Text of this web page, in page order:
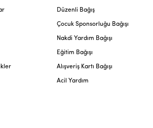
Düzenli Bağış
Çocuk Sponsorluğu Bağışı
Nakdi Yardım Bağışı
Eğitim Bağışı
Alışveriş Kartı Bağışı
Acil Yardım